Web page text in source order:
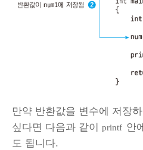
만약 반환값을 변수에 저장
싶다면 다음과 같이 printf 안
도 됩니다.